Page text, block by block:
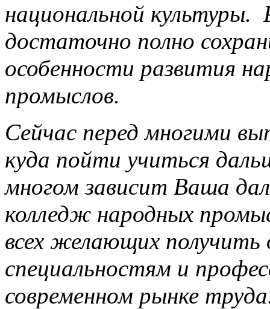
национальной культуры.
достаточно полно
особенности развития
промыслов.
Сейчас перед многими
куда пойти учиться
многом зависит Ваша
колледж народных
всех желающих получить
специальностям и
современном рынке